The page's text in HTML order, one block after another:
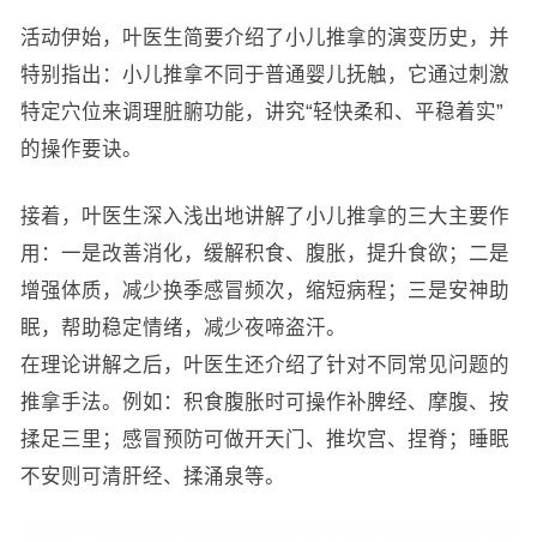
活动伊始，叶医生简要介绍了小儿推拿的演变历史，并
特别指出：小儿推拿不同于普通婴儿抚触，它通过刺激
特定穴位来调理脏腑功能，讲究“轻快柔和、平稳着实”
的操作要诀。
接着，叶医生深入浅出地讲解了小儿推拿的三大主要作
用：一是改善消化，缓解积食、腹胀，提升食欲；二是
增强体质，减少换季感冒频次，缩短病程；三是安神助
眠，帮助稳定情绪，减少夜啼盗汗。
在理论讲解之后，叶医生还介绍了针对不同常见问题的
推拿手法。例如：积食腹胀时可操作补脾经、摩腹、按
揉足三里；感冒预防可做开天门、推坎宫、捏脊；睡眠
不安则可清肝经、揉涌泉等。